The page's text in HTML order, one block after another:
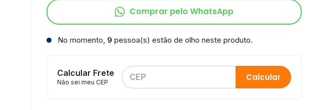
Comprar pelo WhatsApp
No momento, 9 pessoa(s) estão de olho neste produto.
Calcular Frete
Não sei meu CEP Calcular